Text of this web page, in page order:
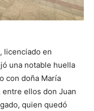
licenciado en
una notable huella
con doña María
entre ellos don Juan
quien quedó